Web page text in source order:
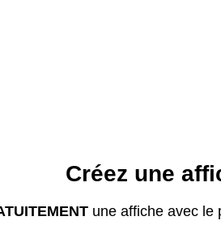
Créez une
une affiche avec le